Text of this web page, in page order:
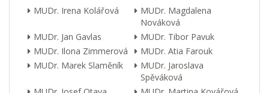
MUDr. Irena Kolářová
MUDr. Magdalena
Nováková
MUDr. Jan Gavlas
MUDr. Tibor Pavuk
MUDr. Ilona Zimmerová
MUDr. Atia Farouk
MUDr. Marek Slaměník
MUDr. Jaroslava
Spěváková